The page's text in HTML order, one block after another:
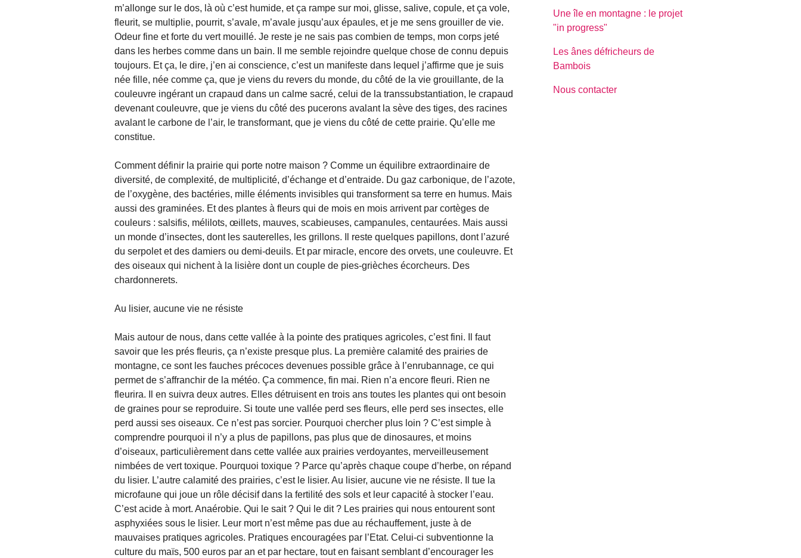
m’allonge sur le dos, là où c’est humide, et ça rampe sur moi, glisse, salive, copule, et ça vole,
fleurit, se multiplie, pourrit, s’avale, m’avale jusqu’aux épaules, et je me sens grouiller de vie.
Odeur fine et forte du vert mouillé. Je reste je ne sais pas combien de temps, mon corps jeté
dans les herbes comme dans un bain. Il me semble rejoindre quelque chose de connu depuis
toujours. Et ça, le dire, j’en ai conscience, c’est un manifeste dans lequel j’affirme que je suis
née fille, née comme ça, que je viens du revers du monde, du côté de la vie grouillante, de la
couleuvre ingérant un crapaud dans un calme sacré, celui de la transsubstantiation, le crapaud
devenant couleuvre, que je viens du côté des pucerons avalant la sève des tiges, des racines
avalant le carbone de l’air, le transformant, que je viens du côté de cette prairie. Qu’elle me
constitue.
Comment définir la prairie qui porte notre maison ? Comme un équilibre extraordinaire de
diversité, de complexité, de multiplicité, d’échange et d’entraide. Du gaz carbonique, de l’azote,
de l’oxygène, des bactéries, mille éléments invisibles qui transforment sa terre en humus. Mais
aussi des graminées. Et des plantes à fleurs qui de mois en mois arrivent par cortèges de
couleurs : salsifis, mélilots, œillets, mauves, scabieuses, campanules, centaurées. Mais aussi
un monde d’insectes, dont les sauterelles, les grillons. Il reste quelques papillons, dont l’azuré
du serpolet et des damiers ou demi-deuils. Et par miracle, encore des orvets, une couleuvre. Et
des oiseaux qui nichent à la lisière dont un couple de pies-grièches écorcheurs. Des
chardonnerets.
Au lisier, aucune vie ne résiste
Mais autour de nous, dans cette vallée à la pointe des pratiques agricoles, c’est fini. Il faut
savoir que les prés fleuris, ça n’existe presque plus. La première calamité des prairies de
montagne, ce sont les fauches précoces devenues possible grâce à l’enrubannage, ce qui
permet de s’affranchir de la météo. Ça commence, fin mai. Rien n’a encore fleuri. Rien ne
fleurira. Il en suivra deux autres. Elles détruisent en trois ans toutes les plantes qui ont besoin
de graines pour se reproduire. Si toute une vallée perd ses fleurs, elle perd ses insectes, elle
perd aussi ses oiseaux. Ce n’est pas sorcier. Pourquoi chercher plus loin ? C’est simple à
comprendre pourquoi il n’y a plus de papillons, pas plus que de dinosaures, et moins
d’oiseaux, particulièrement dans cette vallée aux prairies verdoyantes, merveilleusement
nimbées de vert toxique. Pourquoi toxique ? Parce qu’après chaque coupe d’herbe, on répand
du lisier. L’autre calamité des prairies, c’est le lisier. Au lisier, aucune vie ne résiste. Il tue la
microfaune qui joue un rôle décisif dans la fertilité des sols et leur capacité à stocker l’eau.
C’est acide à mort. Anaérobie. Qui le sait ? Qui le dit ? Les prairies qui nous entourent sont
asphyxiées sous le lisier. Leur mort n’est même pas due au réchauffement, juste à de
mauvaises pratiques agricoles. Pratiques encouragées par l’Etat. Celui-ci subventionne la
culture du maïs, 500 euros par an et par hectare, tout en faisant semblant d’encourager les
Une île en montagne : le projet
"in progress"
Les ânes défricheurs de
Bambois
Nous contacter